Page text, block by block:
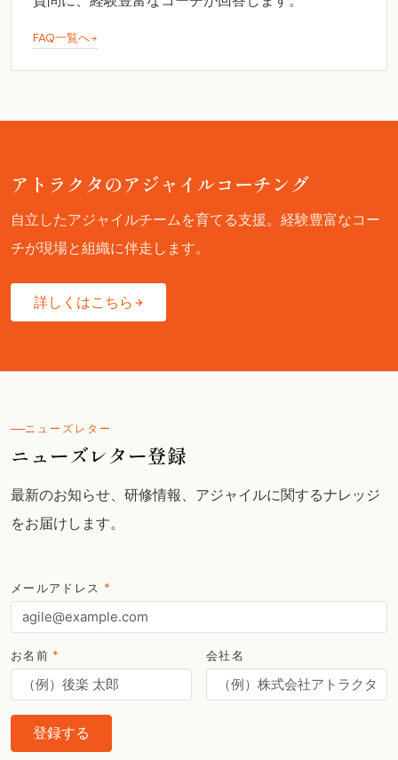
FAQ一覧へ
アトラクタのアジャイルコーチング
自立したアジャイルチームを育てる支援。経験豊富なコー
チが現場と組織に伴走します。
詳しくはこちら
ニューズレター
ニューズレター登録
最新のお知らせ、研修情報、アジャイルに関するナレッジ
をお届けします。
メールアドレス *
お名前 * 会社名
登録する